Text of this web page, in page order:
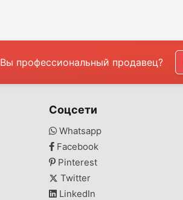
Вы профессиональный продавец?
Соцсети
Whatsapp
Facebook
Pinterest
Twitter
LinkedIn